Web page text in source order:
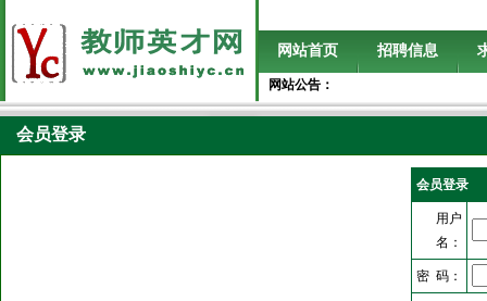
网站首页 招聘信息
网站公告：
会员登录
会员登录
用户
名：
密 码：